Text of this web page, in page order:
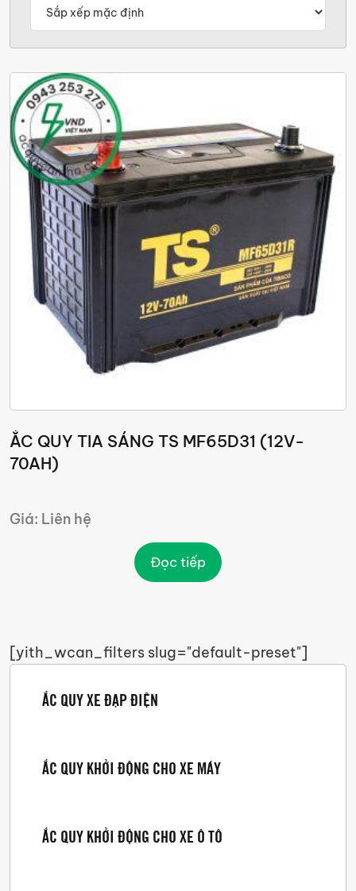
ẮC QUY TIA SÁNG TS MF65D31 (12V-
70AH)
Giá: Liên hệ
Đọc tiếp
[yith_wcan_filters slug="default-preset"]
ẮC QUY XE ĐẠP ĐIỆN
ẮC QUY KHỞI ĐỘNG CHO XE MÁY
ẮC QUY KHỞI ĐỘNG CHO XE Ô TÔ